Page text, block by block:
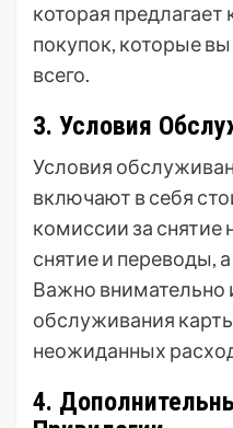
которая предлагает
покупок, которые
всего.
3. Условия
Условия
включают в себя
комиссии за
снятие и переводы,
Важно внимательно
обслуживания
неожиданных
4.